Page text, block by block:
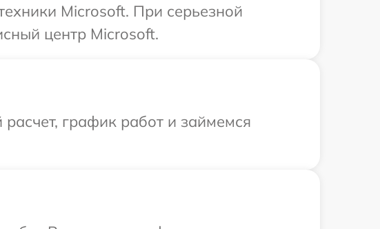
Microsoft. При серьезной
центр Microsoft.
график работ и займемся